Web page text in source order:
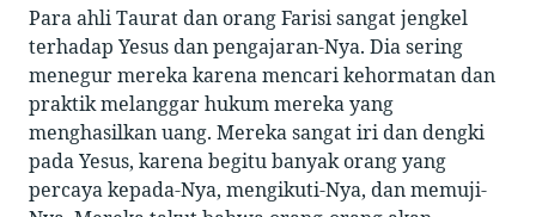
Para ahli Taurat dan orang Farisi sangat jengkel
terhadap Yesus dan pengajaran-Nya. Dia sering
menegur mereka karena mencari kehormatan dan
praktik melanggar hukum mereka yang
menghasilkan uang. Mereka sangat iri dan dengki
pada Yesus, karena begitu banyak orang yang
percaya kepada-Nya, mengikuti-Nya, dan memuji-